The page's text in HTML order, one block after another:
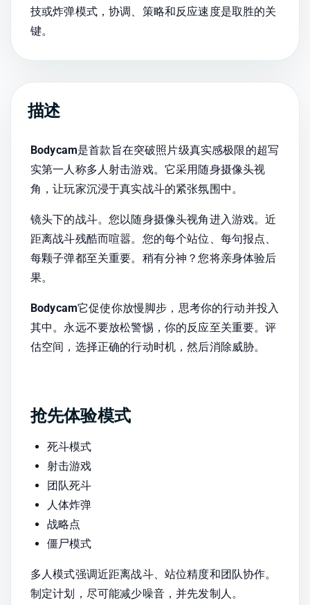
技或炸弹模式，协调、策略和反应速度是取胜的关
键。
描述
Bodycam是首款旨在突破照片级真实感极限的超写
实第一人称多人射击游戏。它采用随身摄像头视
角，让玩家沉浸于真实战斗的紧张氛围中。
镜头下的战斗。您以随身摄像头视角进入游戏。近
距离战斗残酷而喧嚣。您的每个站位、每句报点、
每颗子弹都至关重要。稍有分神？您将亲身体验后
果。
Bodycam它促使你放慢脚步，思考你的行动并投入
其中。永远不要放松警惕，你的反应至关重要。评
估空间，选择正确的行动时机，然后消除威胁。
抢先体验模式
死斗模式
射击游戏
团队死斗
人体炸弹
战略点
僵尸模式
多人模式强调近距离战斗、站位精度和团队协作。
制定计划，尽可能减少噪音，并先发制人。